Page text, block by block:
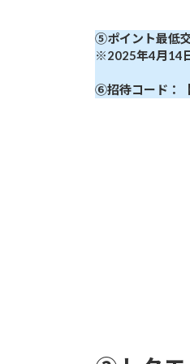
⑤ポイント最低
※2025年4月14
⑥招待コード：